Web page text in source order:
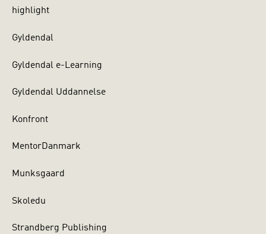
highlight
Gyldendal
Gyldendal e-Learning
Gyldendal Uddannelse
Konfront
MentorDanmark
Munksgaard
Skoledu
Strandberg Publishing